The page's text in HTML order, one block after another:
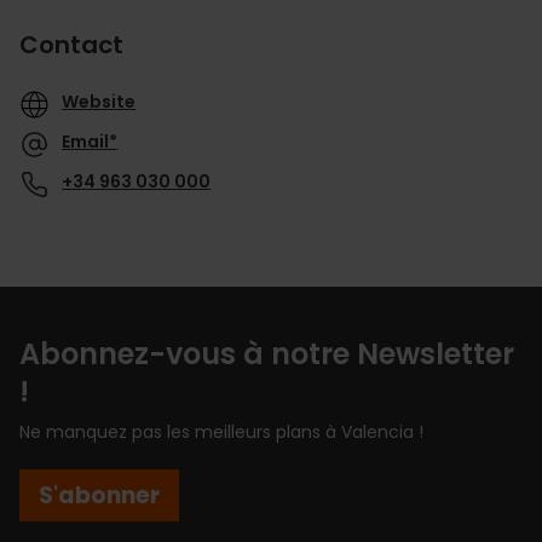
Contact
Website
Email*
+34 963 030 000
Abonnez-vous à notre Newsletter
!
Ne manquez pas les meilleurs plans à Valencia !
S'abonner